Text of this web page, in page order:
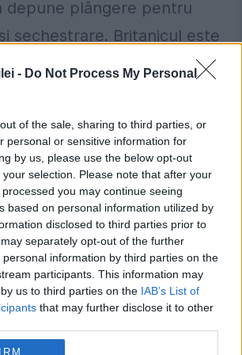
- Do Not Process My Personal
of the sale, sharing to third parties, or
personal or sensitive information for
by us, please use the below opt-out
selection. Please note that after your
you may continue seeing
based on personal information utilized by
disclosed to third parties prior to
separately opt-out of the further
information by third parties on the
participants. This information may
us to third parties on the IAB’s List of
that may further disclose it to other
depune plângere pentru
sechestrare. Britanicul este
care este executată...
nu doar pentru Irak